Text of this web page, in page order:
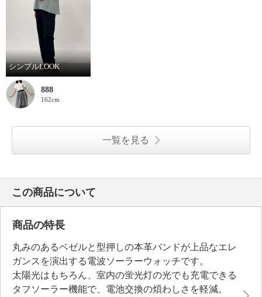
シンプルLOOK
888
162cm
一覧を見る
この商品について
商品の特長
丸みのあるベゼルと型押しの本革バンドが上品なエレ
ガンスを演出する電波ソーラーウォッチです。
太陽光はもちろん、室内の蛍光灯の光でも充電できる
タフソーラー機能で、電池交換の煩わしさを軽減。